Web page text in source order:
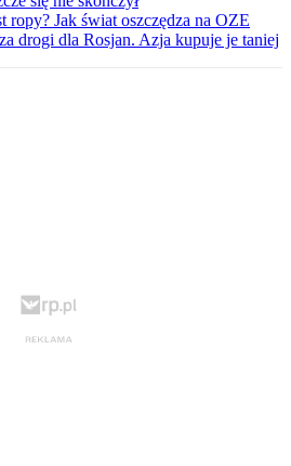
ropy? Jak świat oszczędza na OZE
drogi dla Rosjan. Azja kupuje je taniej